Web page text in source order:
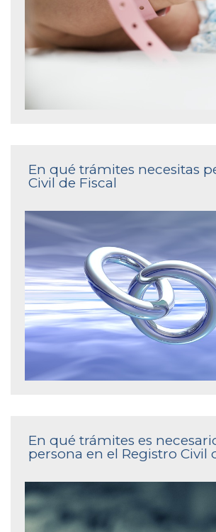
En qué trámites necesitas
Civil de Fiscal
En qué trámites es
persona en el Registro Civil